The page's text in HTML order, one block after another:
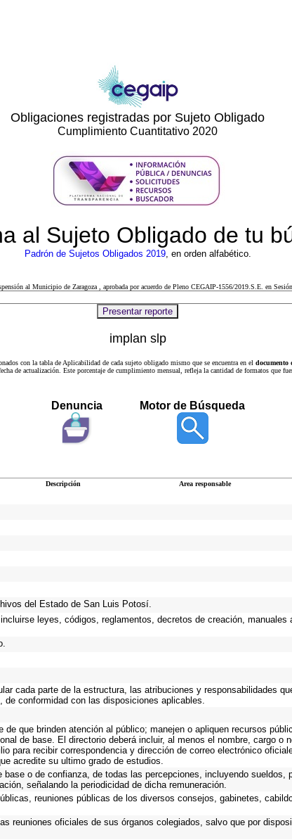
Obligaciones registradas por Sujeto Obligado
Cumplimiento Cuantitativo 2020
al Sujeto Obligado de tu
Padrón de Sujetos Obligados 2019, en orden alfabético.
al Municipio de Zaragoza , aprobada por acuerdo de Pleno CEGAIP-1556/2019.S.E. en
implan slp
con la tabla de Aplicabilidad de cada sujeto obligado mismo que se encuentra en el documento
de actualización. Este porcentaje de cumplimiento mensual, refleja la cantidad de formatos que
Denuncia Motor de Búsqueda
Descripción Area responsable
del Estado de San Luis Potosí.
leyes, códigos, reglamentos, decretos de creación,
cada parte de la estructura, las atribuciones y responsabilidades
conformidad con las disposiciones aplicables.
que brinden atención al público; manejen o apliquen recursos
de base. El directorio deberá incluir, al menos el nombre, cargo o
para recibir correspondencia y dirección de correo electrónico
acredite su ultimo grado de estudios.
o de confianza, de todas las percepciones, incluyendo sueldos,
señalando la periodicidad de dicha remuneración.
reuniones públicas de los diversos consejos, gabinetes,
reuniones oficiales de sus órganos colegiados, salvo que por